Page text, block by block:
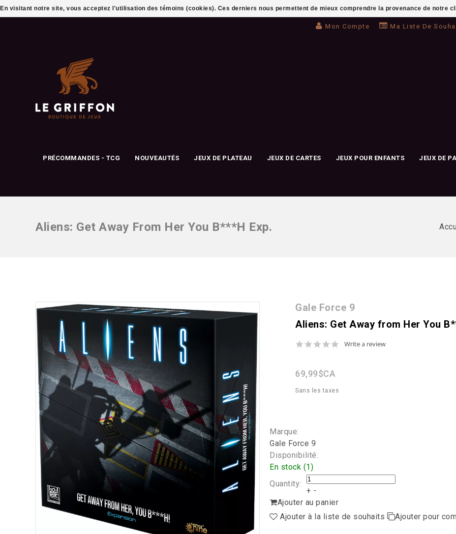
Mon Compte Ma Liste De
PRÉCOMMANDES - TCG NOUVEAUTÉS JEUX DE PLATEAU JEUX DE CARTES JEUX POUR ENFANTS JEUX DE
Aliens: Get Away From Her You B***h Exp.
Gale Force 9
Aliens: Get Away from Her You
0.0
Write a review
69,99$CA
Sans les taxes
Marque:
Gale Force 9
Disponibilité:
En stock (1)
Quantity:
+ -
Ajouter au panier
Ajouter à la liste de souhaits
Ajouter pour
En visitant notre site, vous acceptez l'utilisation des témoins (cookies). Ces derniers nous permettent de mieux comprendre la provenance de